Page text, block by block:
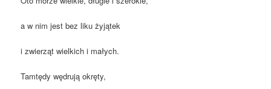
a w nim jest bez liku żyjątek
i zwierząt wielkich i małych.
Tamtędy wędrują okręty,